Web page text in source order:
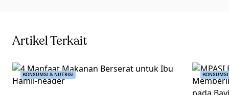
Artikel Terkait
KONSUMSI & NUTRISI